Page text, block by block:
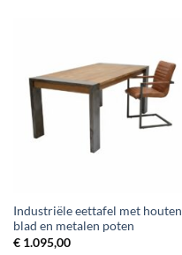
Industriële eettafel met houten
blad en metalen poten
€1.095,00